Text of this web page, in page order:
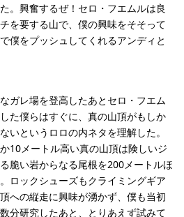
。興奮するぜ！セロ・フエムルは良
を要する山で、僕の興味をそそって
僕をプッシュしてくれるアンディと
ガレ場を登高したあとセロ・フエム
た僕らはすぐに、真の山頂がもしか
いというロロの内ネタを理解した。
10メートル高い真の山頂は険しいジ
脆い岩からなる尾根を200メートルほ
ロックシューズもクライミングギア
への縦走に興味が湧かず、僕も当初
分研究したあと、とりあえず試みて